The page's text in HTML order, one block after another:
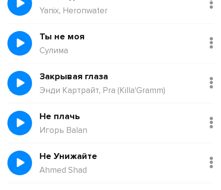
Yanix, Heronwater
Ты не моя
Сулима
Закрывая глаза
Энди Картрайт, Pra (Killa'Gramm)
Не плачь
Игорь Balan
Не Унижайте
Ahmed Shad